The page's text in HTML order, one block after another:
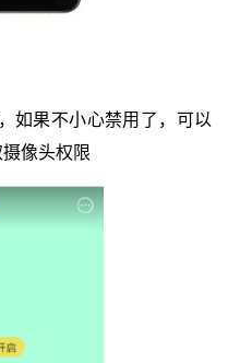
如果不小心禁用了，可以
摄像头权限